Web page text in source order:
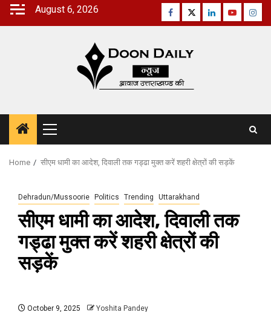
Skip
August 6, 2026 Facebook
TwitterLinkedinYoutube
Primary
Menu
Home सीएम धामी का आदेश, दिवाली तक गड्ढा मुक्त करें शहरी क्षेत्रों की सड़कें
Dehradun/Mussoorie Politics Trending Uttarakhand
सीएम धामी का आदेश, दिवाली तक
गड्ढा मुक्त करें शहरी क्षेत्रों की
सड़कें
October 9, 2025 Yoshita Pandey